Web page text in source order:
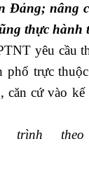
Đảng; nâng
thực hành
yêu cầu
trực
căn cứ vào
trình